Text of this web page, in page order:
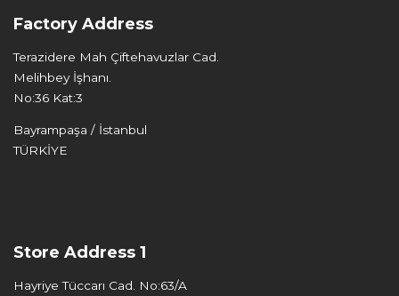
Factory Address
Terazidere Mah Çiftehavuzlar Cad.
Melihbey İşhanı.
No:36 Kat:3
Bayrampaşa / İstanbul
TÜRKİYE
Store Address 1
Hayriye Tüccarı Cad. No:63/A